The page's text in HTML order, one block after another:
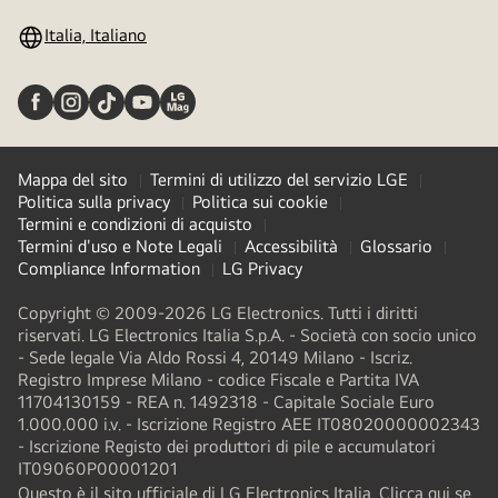
Italia, Italiano
Mappa del sito
Termini di utilizzo del servizio LGE
Politica sulla privacy
Politica sui cookie
Termini e condizioni di acquisto
Termini d'uso e Note Legali
Accessibilità
Glossario
Compliance Information
LG Privacy
Copyright © 2009-2026 LG Electronics. Tutti i diritti
riservati. LG Electronics Italia S.p.A. - Società con socio unico
- Sede legale Via Aldo Rossi 4, 20149 Milano - Iscriz.
Registro Imprese Milano - codice Fiscale e Partita IVA
11704130159 - REA n. 1492318 - Capitale Sociale Euro
1.000.000 i.v. - Iscrizione Registro AEE IT08020000002343​
- Iscrizione Registo dei produttori di pile e accumulatori
IT09060P00001201
Questo è il sito ufficiale di LG Electronics Italia. Clicca qui se